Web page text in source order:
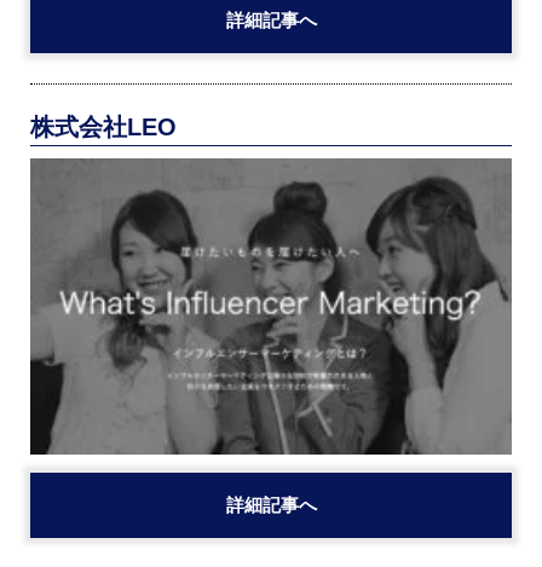
詳細記事へ
株式会社LEO
詳細記事へ